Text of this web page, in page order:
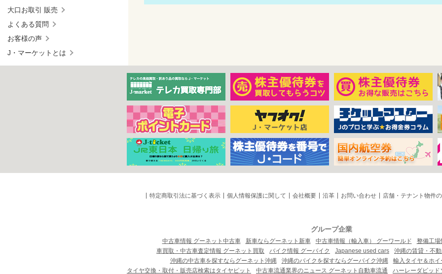
大口お取引 販売
よくある質問
お客様の声
J・マーケットとは
特定商取引法に基づく表示 個人情報保護に関して 会社概要 沿革 お問い合わせ 店舗・テナント物件
グループ企業
中古車情報 グーネット中古車 新車ならグーネット新車 中古車情報（輸入車） グーワールド
整備工場
車買取・中古車査定情報 グーネット買取
バイク情報 グーバイク Japanese used cars
沖縄の賃貸・不
沖縄の中古車を探すならグーネット沖縄
沖縄のバイクを探すならグーバイク沖縄
輸入タイヤ＆ホ
タイヤ交換・取付・販売店検索はタイヤピット
中古車流通業界のニュース グーネット自動車流通 ハーレーダビッ